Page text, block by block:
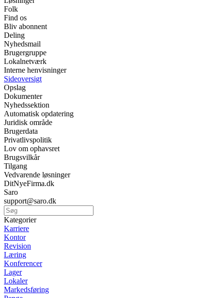
Folk
Find os
Bliv abonnent
Deling
Nyhedsmail
Brugergruppe
Lokalnetværk
Interne henvisninger
Sideoversigt
Opslag
Dokumenter
Nyhedssektion
Automatisk opdatering
Juridisk område
Brugerdata
Privatlivspolitik
Lov om ophavsret
Brugsvilkår
Tilgang
Vedvarende løsninger
DitNyeFirma.dk
Saro
support@saro.dk
Kategorier
Karriere
Kontor
Revision
Læring
Konferencer
Lager
Lokaler
Markedsføring